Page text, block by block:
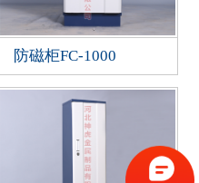
防磁柜FC-1000